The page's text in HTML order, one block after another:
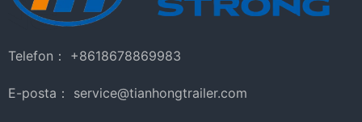
Telefon： +8618678869983
E-posta： service@tianhongtrailer.com